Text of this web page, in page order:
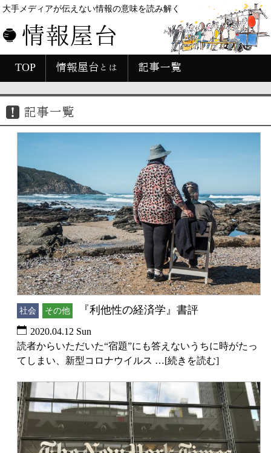
大手メディアが伝えない情報の意味を読み解く
情報屋台
TOP 情報屋台とは 記事一覧
記事一覧
社会 その他 『利他性の経済学』書評
2020.04.12 Sun
読者からいただいた“宿題”にも答えないうちに時がたっ
てしまい、新型コロナウイルス …[続きを読む]